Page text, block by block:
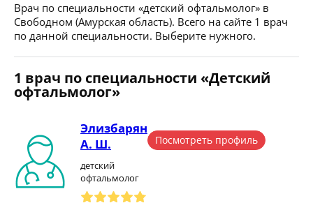
Врач по специальности «детский офтальмолог» в
Свободном (Амурская область). Всего на сайте 1 врач
по данной специальности. Выберите нужного.
1 врач по специальности «Детский
офтальмолог»
Элизбарян
А. Ш.
детский
офтальмолог
Посмотреть профиль